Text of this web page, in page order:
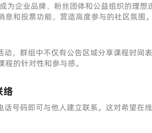
为企业品牌、粉丝团体和公益组织的理想
和投票功能，营造高度参与的社区氛围。
，群组中不仅有公告区域分享课程时间
的针对性和参与感。
络
号码即可与他人建立联系。这对希望在